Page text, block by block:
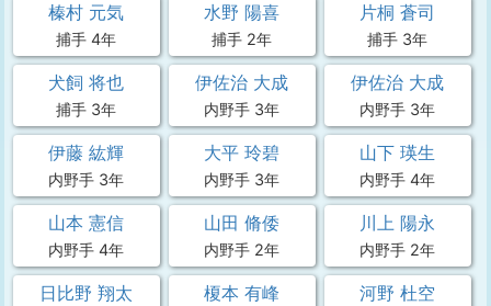
榛村 元気
捕手 4年
水野 陽喜
捕手 2年
片桐 蒼司
捕手 3年
犬飼 将也
捕手 3年
伊佐治 大成
内野手 3年
伊佐治 大成
内野手 3年
伊藤 紘輝
内野手 3年
大平 玲碧
内野手 3年
山下 瑛生
内野手 4年
山本 憲信
内野手 4年
山田 脩倭
内野手 2年
川上 陽永
内野手 2年
日比野 翔太 榎本 有峰 河野 杜空